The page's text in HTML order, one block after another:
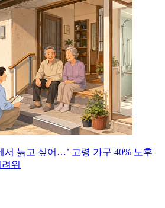
서 늙고 싶어…’ 고령 가구 40% 노후
워